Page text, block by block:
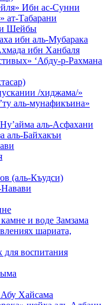
Ибн ас-Сунни
ат-Табарани
Шейбы
ибн аль-Мубарака
ибн Ханбаля
‘Абду-р-Рахмана
/хиджама/»
аль-мунафикъина»
аль-Асфахани
аль-Байхакъи
(аль-Къудси)
и воде Замзама
шариата,
для воспитания
Хайсама